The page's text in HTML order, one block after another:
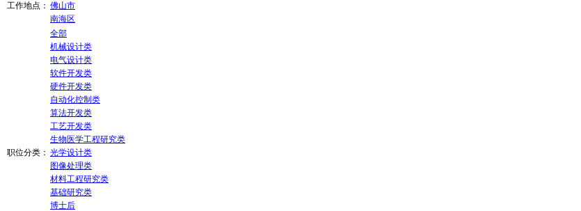
工作地点： 佛山市
南海区
职位分类：
全部
机械设计类
电气设计类
软件开发类
硬件开发类
自动化控制类
算法开发类
工艺开发类
生物医学工程研究类
光学设计类
图像处理类
材料工程研究类
基础研究类
博士后